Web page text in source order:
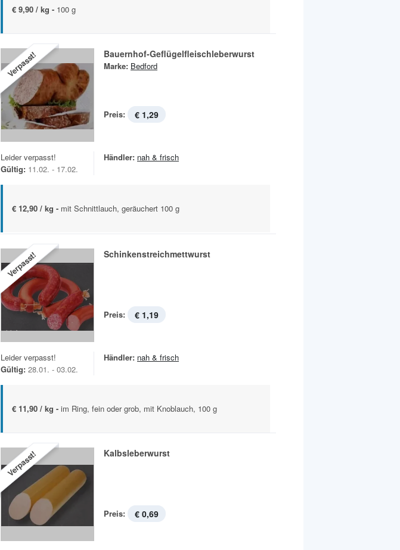
€ 9,90 / kg - 100 g
Verpasst! Bauernhof-Geflügelfleischleberwurst
Marke: Bedford
Preis: € 1,29
Leider verpasst!
Gültig: 11.02. - 17.02.
Händler: nah & frisch
€ 12,90 / kg - mit Schnittlauch, geräuchert 100 g
Verpasst! Schinkenstreichmettwurst
Preis: € 1,19
Leider verpasst!
Gültig: 28.01. - 03.02.
Händler: nah & frisch
€ 11,90 / kg - im Ring, fein oder grob, mit Knoblauch, 100 g
Verpasst! Kalbsleberwurst
Preis: € 0,69